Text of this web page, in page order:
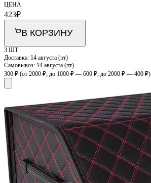
ЦЕНА
423₽
В КОРЗИНУ
3 ШТ
Доставка: 14 августа (пт)
Самовывоз: 14 августа (пт)
300 ₽ (от 2000 ₽; до 1000 ₽ — 600 ₽; до 2000 ₽ — 400 ₽)